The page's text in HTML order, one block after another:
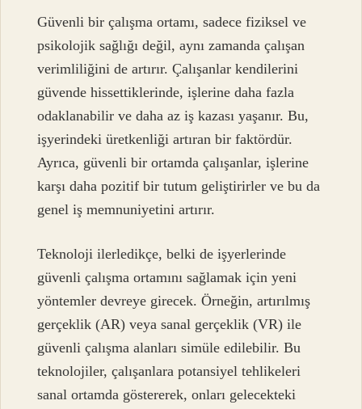
Güvenli bir çalışma ortamı, sadece fiziksel ve
psikolojik sağlığı değil, aynı zamanda çalışan
verimliliğini de artırır. Çalışanlar kendilerini
güvende hissettiklerinde, işlerine daha fazla
odaklanabilir ve daha az iş kazası yaşanır. Bu,
işyerindeki üretkenliği artıran bir faktördür.
Ayrıca, güvenli bir ortamda çalışanlar, işlerine
karşı daha pozitif bir tutum geliştirirler ve bu da
genel iş memnuniyetini artırır.
Teknoloji ilerledikçe, belki de işyerlerinde
güvenli çalışma ortamını sağlamak için yeni
yöntemler devreye girecek. Örneğin, artırılmış
gerçeklik (AR) veya sanal gerçeklik (VR) ile
güvenli çalışma alanları simüle edilebilir. Bu
teknolojiler, çalışanlara potansiyel tehlikeleri
sanal ortamda göstererek, onları gelecekteki